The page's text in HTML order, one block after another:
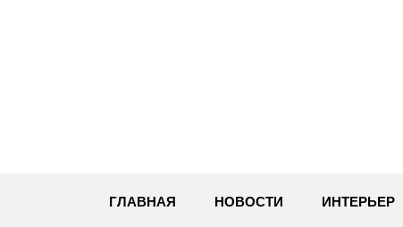
ГЛАВНАЯ НОВОСТИ ИНТЕРЬЕР